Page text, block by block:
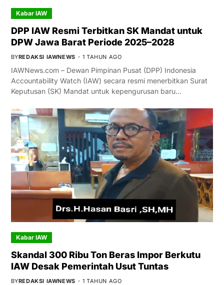
Kabar IAW
DPP IAW Resmi Terbitkan SK Mandat untuk
DPW Jawa Barat Periode 2025–2028
BYREDAKSI IAWNEWS 1 TAHUN AGO
IAWNews.com – Dewan Pimpinan Pusat (DPP) Indonesia
Accountability Watch (IAW) secara resmi menerbitkan Surat
Keputusan (SK) Mandat untuk kepengurusan baru…
Kabar IAW
Skandal 300 Ribu Ton Beras Impor Berkutu
IAW Desak Pemerintah Usut Tuntas
BYREDAKSI IAWNEWS 1 TAHUN AGO